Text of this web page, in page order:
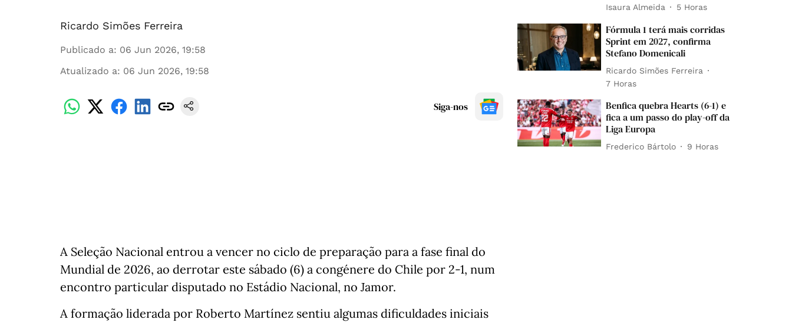
Ricardo Simões Ferreira
Publicado a: 06 Jun 2026, 19:58
Atualizado a: 06 Jun 2026, 19:58
Siga-nos
A Seleção Nacional entrou a vencer no ciclo de preparação para a fase final do
Mundial de 2026, ao derrotar este sábado (6) a congénere do Chile por 2-1, num
encontro particular disputado no Estádio Nacional, no Jamor.
A formação liderada por Roberto Martínez sentiu algumas dificuldades iniciais
Isaura Almeida 5 Horas
Fórmula 1 terá mais corridas
Sprint em 2027, confirma
Stefano Domenicali
Ricardo Simões Ferreira
7 Horas
Benfica quebra Hearts (6-1) e
fica a um passo do play-off da
Liga Europa
Frederico Bártolo 9 Horas